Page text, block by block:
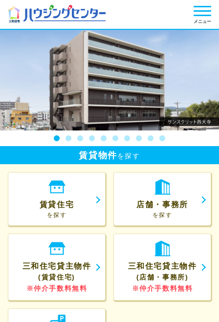
メニュー
賃貸物件を探す
賃貸住宅
を探す
店舗・事務所
を探す
三和住宅貸主物件
(賃貸住宅)
※仲介手数料無料
三和住宅貸主物件
(店舗・事務所)
※仲介手数料無料